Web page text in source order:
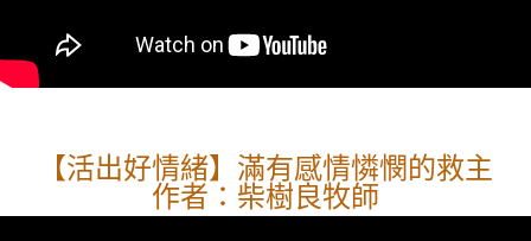
【活出好情緒】滿有感情憐憫的救主
作者：柴樹良牧師